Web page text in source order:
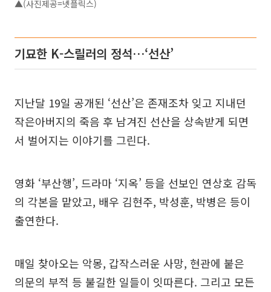
▲(사진제공=넷플릭스)
기묘한 K-스릴러의 정석…‘선산’
지난달 19일 공개된 ‘선산’은 존재조차 잊고 지내던
작은아버지의 죽음 후 남겨진 선산을 상속받게 되면
서 벌어지는 이야기를 그린다.
영화 ‘부산행’, 드라마 ‘지옥’ 등을 선보인 연상호 감독
의 각본을 맡았고, 배우 김현주, 박성훈, 박병은 등이
출연한다.
매일 찾아오는 악몽, 갑작스러운 사망, 현관에 붙은
의문의 부적 등 불길한 일들이 잇따른다. 그리고 모든